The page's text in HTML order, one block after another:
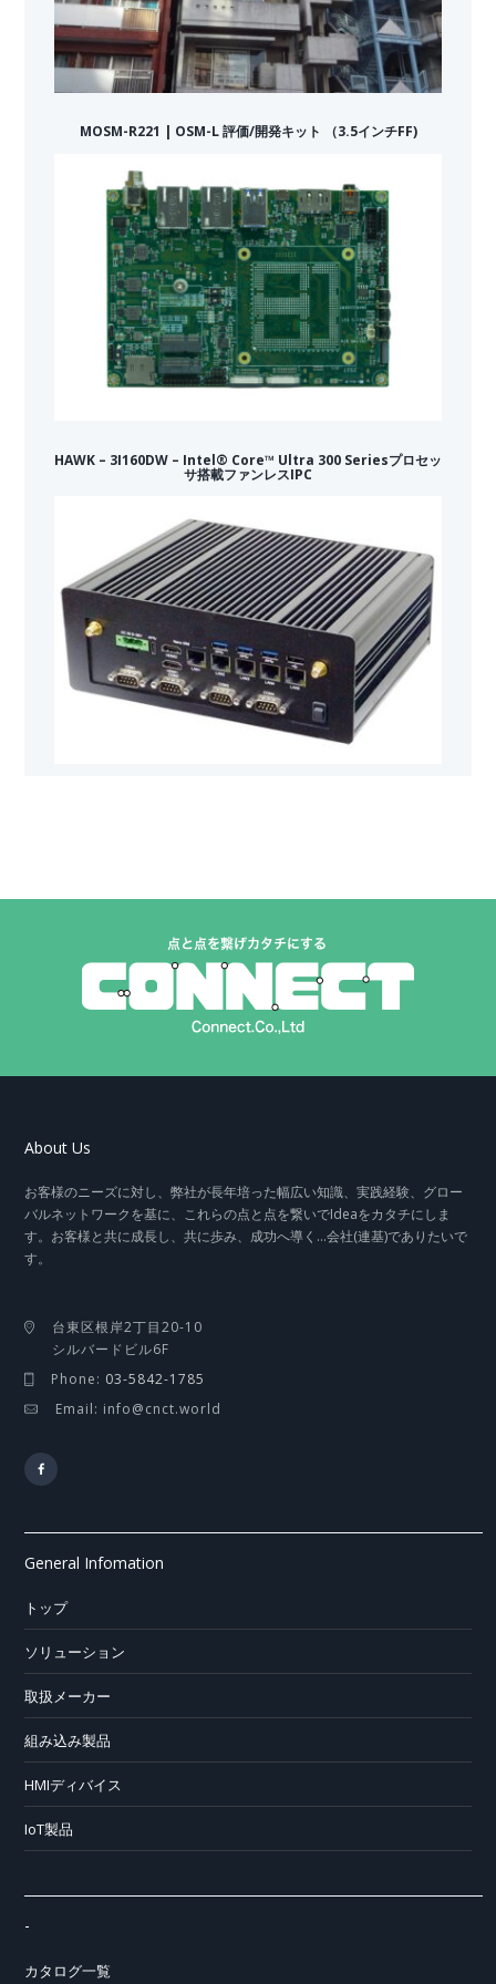
MOSM-R221 | OSM-L 評価/開発キット （3.5インチFF)
HAWK – 3I160DW – Intel® Core™ Ultra 300 Seriesプロセッ
サ搭載ファンレスIPC
About Us
お客様のニーズに対し、弊社が長年培った幅広い知識、実践経験、グロー
バルネットワークを基に、これらの点と点を繋いでIdeaをカタチにしま
す。お客様と共に成長し、共に歩み、成功へ導く…会社(連基)でありたいで
す。
台東区根岸2丁目20-10
シルバードビル6F
Phone: 03-5842-1785
Email: info@cnct.world
General Infomation
トップ
ソリューション
取扱メーカー
組み込み製品
HMIディバイス
IoT製品
-
カタログ一覧